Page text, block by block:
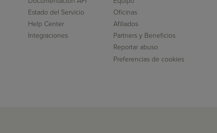
Estado del Servicio
Help Center
Integraciones
Oficinas
Afiliados
Partners y Beneficios
Reportar abuso
Preferencias de cookies